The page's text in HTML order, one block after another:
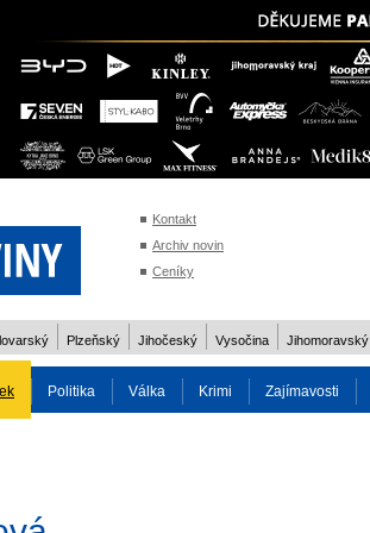
Kontakt
Archiv novin
Ceníky
Plzeňský Jihočeský Vysočina Jihomoravský
Politika Válka Krimi Zajímavosti